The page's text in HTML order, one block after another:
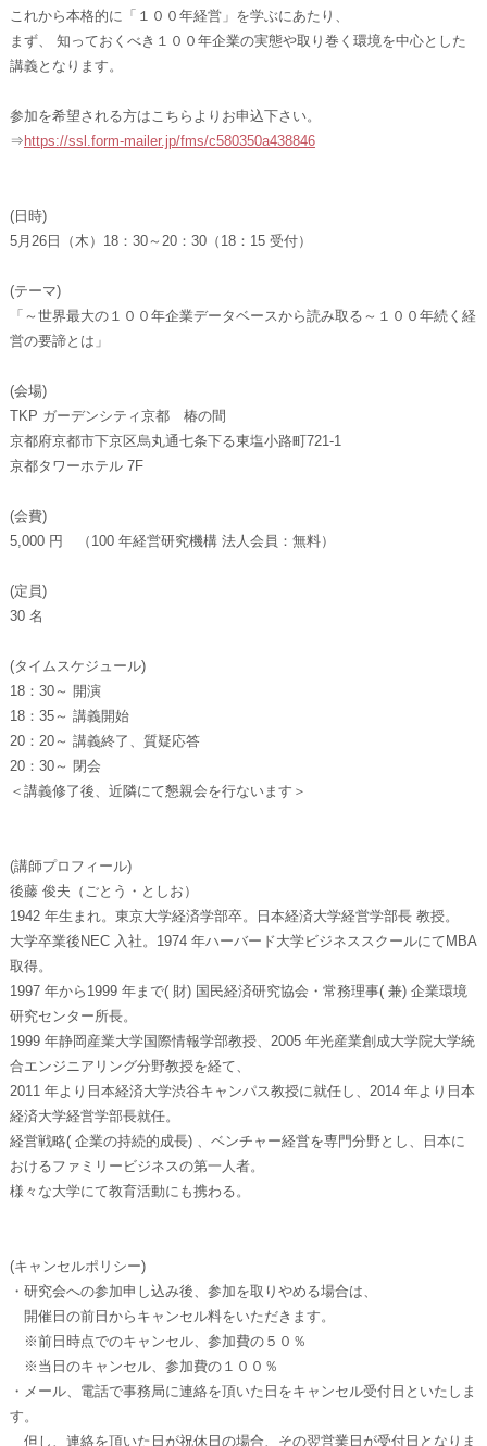
これから本格的に「１００年経営」を学ぶにあたり、
まず、 知っておくべき１００年企業の実態や取り巻く環境を中心とした
講義となります。
参加を希望される方はこちらよりお申込下さい。
⇒ https://ssl.form-mailer.jp/fms/c580350a438846
(日時)
5月26日（木）18：30～20：30（18：15 受付）
(テーマ)
「～世界最大の１００年企業データベースから読み取る～１００年続く経
営の要諦とは」
(会場)
TKP ガーデンシティ京都 椿の間
京都府京都市下京区烏丸通七条下る東塩小路町721-1
京都タワーホテル 7F
(会費)
5,000 円 （100 年経営研究機構 法人会員：無料）
(定員)
30 名
(タイムスケジュール)
18：30～ 開演
18：35～ 講義開始
20：20～ 講義終了、質疑応答
20：30～ 閉会
＜講義修了後、近隣にて懇親会を行ないます＞
(講師プロフィール)
後藤 俊夫（ごとう・としお）
1942 年生まれ。東京大学経済学部卒。日本経済大学経営学部長 教授。
大学卒業後NEC 入社。1974 年ハーバード大学ビジネススクールにてMBA
取得。
1997 年から1999 年まで( 財) 国民経済研究協会・常務理事( 兼) 企業環境
研究センター所長。
1999 年静岡産業大学国際情報学部教授、2005 年光産業創成大学院大学統
合エンジニアリング分野教授を経て、
2011 年より日本経済大学渋谷キャンパス教授に就任し、2014 年より日本
経済大学経営学部長就任。
経営戦略( 企業の持続的成長) 、ベンチャー経営を専門分野とし、日本に
おけるファミリービジネスの第一人者。
様々な大学にて教育活動にも携わる。
(キャンセルポリシー)
・研究会への参加申し込み後、参加を取りやめる場合は、
開催日の前日からキャンセル料をいただきます。
※前日時点でのキャンセル、参加費の５０％
※当日のキャンセル、参加費の１００％
・メール、電話で事務局に連絡を頂いた日をキャンセル受付日といたしま
す。
但し、連絡を頂いた日が祝休日の場合、その翌営業日が受付日となりま